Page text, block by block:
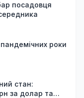
посадовця
роки
стан:
за долар та